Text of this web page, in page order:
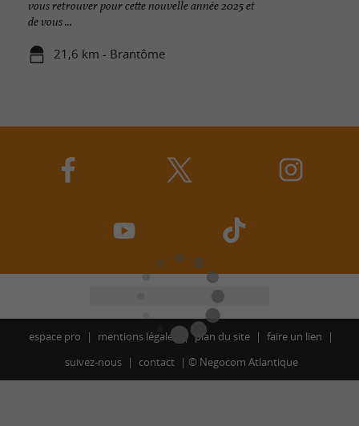
vous retrouver pour cette nouvelle année 2025 et
de vous ...
21,6 km - Brantôme
espace pro mentions légales plan du site
faire un lien
suivez-nous
contact © Negocom Atlantique